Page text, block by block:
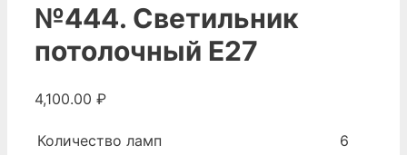
№444. Светильник
потолочный Е27
4,100.00 ₽
Количество ламп
6